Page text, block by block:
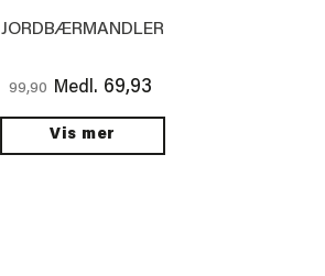
JORDBÆRMANDLER
99,90 Medl. 69,93
Vis mer